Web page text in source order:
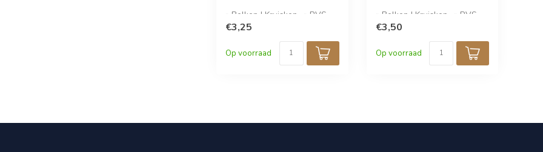
» Bolkop | Kruiskop- » RVS
A2- » 25 stuks per
€3,25
Op voorraad
» Bolkop | Kruiskop- » RVS
A2- » 25 stuks per
€3,50
Op voorraad